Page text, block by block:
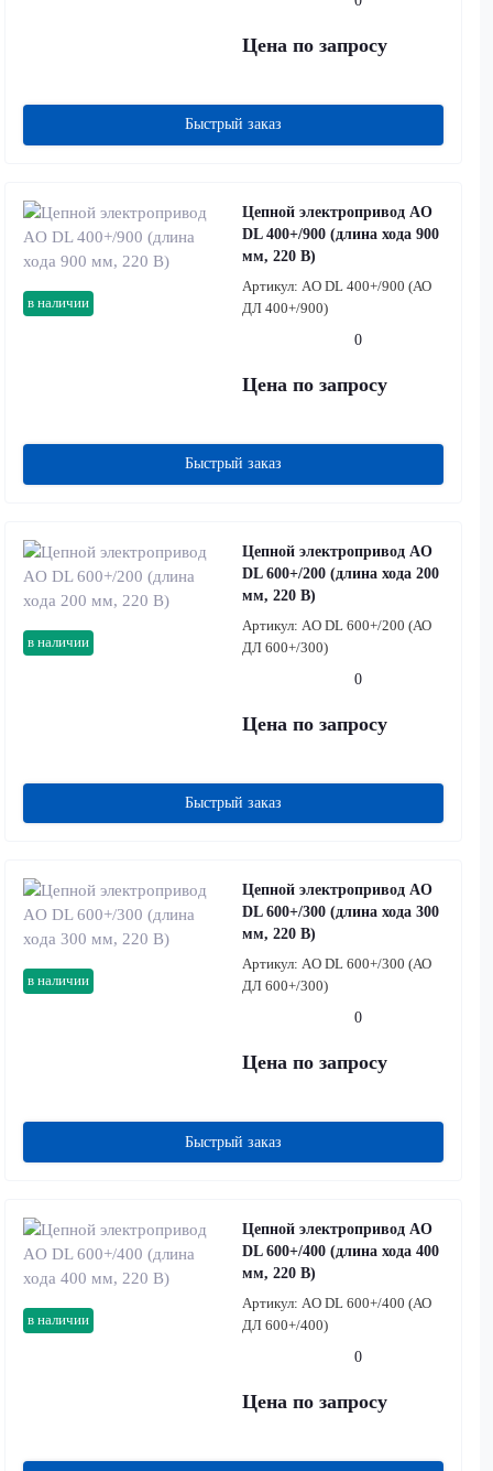
Цена по запросу
Быстрый заказ
в наличии
Цепной электропривод AO
DL 400+/900 (длина хода 900
мм, 220 В)
Артикул: AO DL 400+/900 (АО
ДЛ 400+/900)
0
Цена по запросу
Быстрый заказ
в наличии
Цепной электропривод AO
DL 600+/200 (длина хода 200
мм, 220 В)
Артикул: AO DL 600+/200 (АО
ДЛ 600+/300)
0
Цена по запросу
Быстрый заказ
в наличии
Цепной электропривод AO
DL 600+/300 (длина хода 300
мм, 220 В)
Артикул: AO DL 600+/300 (АО
ДЛ 600+/300)
0
Цена по запросу
Быстрый заказ
в наличии
Цепной электропривод AO
DL 600+/400 (длина хода 400
мм, 220 В)
Артикул: AO DL 600+/400 (АО
ДЛ 600+/400)
0
Цена по запросу